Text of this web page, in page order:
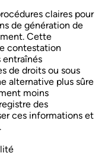
claires pour
de génération de
Cette
contestation
entraînés
de droits ou sous
alternative plus sûre
moins
registre des
ces informations et